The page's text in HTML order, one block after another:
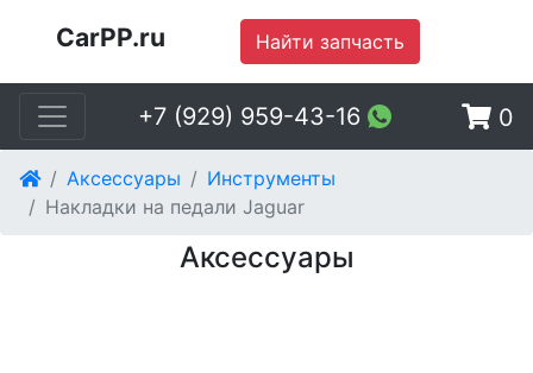
CarPP.ru Найти запчасть
+7 (929) 959-43-16 0
Аксессуары
Инструменты
Накладки на педали Jaguar
Аксессуары